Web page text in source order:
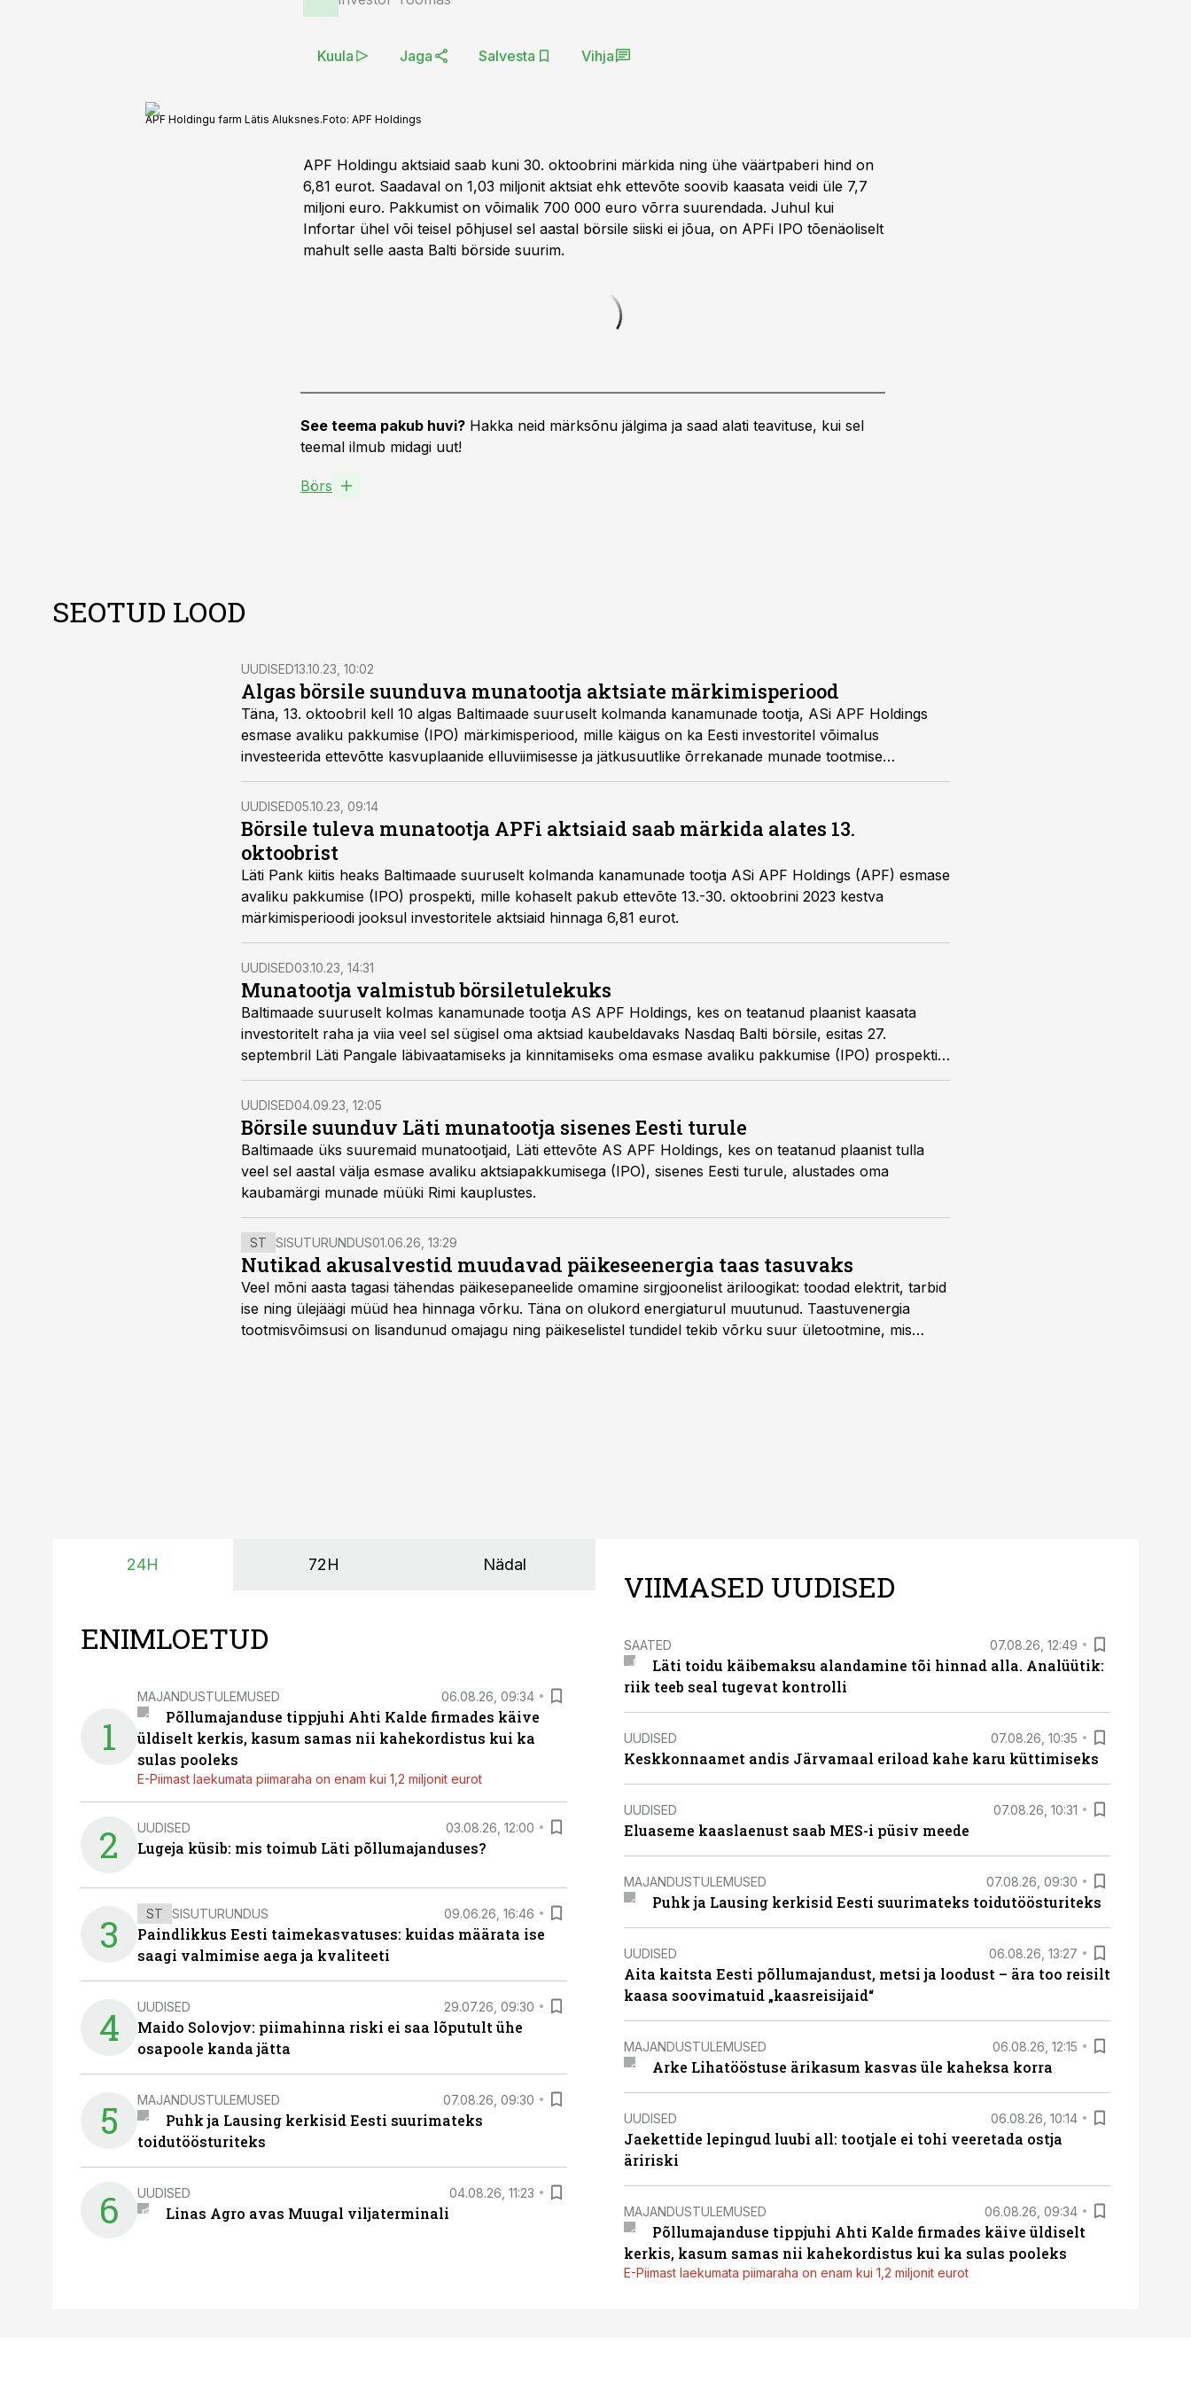
Kuula Jaga Salvesta Vihja
APF Holdingu farm Lätis Aluksnes.Foto: APF Holdings
APF Holdingu aktsiaid saab kuni 30. oktoobrini märkida ning ühe väärtpaberi hind on
6,81 eurot. Saadaval on 1,03 miljonit aktsiat ehk ettevõte soovib kaasata veidi üle 7,7
miljoni euro. Pakkumist on võimalik 700 000 euro võrra suurendada. Juhul kui
Infortar ühel või teisel põhjusel sel aastal börsile siiski ei jõua, on APFi IPO tõenäoliselt
mahult selle aasta Balti börside suurim.
See teema pakub huvi? Hakka neid märksõnu jälgima ja saad alati teavituse, kui sel
teemal ilmub midagi uut!
Börs
SEOTUD LOOD
UUDISED13.10.23, 10:02
Algas börsile suunduva munatootja aktsiate märkimisperiood
Täna, 13. oktoobril kell 10 algas Baltimaade suuruselt kolmanda kanamunade tootja, ASi APF Holdings
esmase avaliku pakkumise (IPO) märkimisperiood, mille käigus on ka Eesti investoritel võimalus
investeerida ettevõtte kasvuplaanide elluviimisesse ja jätkusuutlike õrrekanade munade tootmise
suurendamisse.
UUDISED05.10.23, 09:14
Börsile tuleva munatootja APFi aktsiaid saab märkida alates 13.
oktoobrist
Läti Pank kiitis heaks Baltimaade suuruselt kolmanda kanamunade tootja ASi APF Holdings (APF) esmase
avaliku pakkumise (IPO) prospekti, mille kohaselt pakub ettevõte 13.-30. oktoobrini 2023 kestva
märkimisperioodi jooksul investoritele aktsiaid hinnaga 6,81 eurot.
UUDISED03.10.23, 14:31
Munatootja valmistub börsiletulekuks
Baltimaade suuruselt kolmas kanamunade tootja AS APF Holdings, kes on teatanud plaanist kaasata
investoritelt raha ja viia veel sel sügisel oma aktsiad kaubeldavaks Nasdaq Balti börsile, esitas 27.
septembril Läti Pangale läbivaatamiseks ja kinnitamiseks oma esmase avaliku pakkumise (IPO) prospekti.
Ettevõte teeb IPO ajakava ja muud detailid teatavaks pärast prospekti kinnitamist.
UUDISED04.09.23, 12:05
Börsile suunduv Läti munatootja sisenes Eesti turule
Baltimaade üks suuremaid munatootjaid, Läti ettevõte AS APF Holdings, kes on teatanud plaanist tulla
veel sel aastal välja esmase avaliku aktsiapakkumisega (IPO), sisenes Eesti turule, alustades oma
kaubamärgi munade müüki Rimi kauplustes.
ST SISUTURUNDUS01.06.26, 13:29
Nutikad akusalvestid muudavad päikeseenergia taas tasuvaks
Veel mõni aasta tagasi tähendas päikesepaneelide omamine sirgjoonelist äriloogikat: toodad elektrit, tarbid
ise ning ülejäägi müüd hea hinnaga võrku. Täna on olukord energiaturul muutunud. Taastuvenergia
tootmisvõimsusi on lisandunud omajagu ning päikeselistel tundidel tekib võrku suur ületootmine, mis
24H 72H Nädal
ENIMLOETUD
1
MAJANDUSTULEMUSED 06.08.26, 09:34
Põllumajanduse tippjuhi Ahti Kalde firmades käive
üldiselt kerkis, kasum samas nii kahekordistus kui ka
sulas pooleks
E-Piimast laekumata piimaraha on enam kui 1,2 miljonit eurot
2 UUDISED 03.08.26, 12:00
Lugeja küsib: mis toimub Läti põllumajanduses?
3 ST SISUTURUNDUS 09.06.26, 16:46
Paindlikkus Eesti taimekasvatuses: kuidas määrata ise
saagi valmimise aega ja kvaliteeti
4 UUDISED 29.07.26, 09:30
Maido Solovjov: piimahinna riski ei saa lõputult ühe
osapoole kanda jätta
5 MAJANDUSTULEMUSED 07.08.26, 09:30
Puhk ja Lausing kerkisid Eesti suurimateks
toidutöösturiteks
6 UUDISED 04.08.26, 11:23
Linas Agro avas Muugal viljaterminali
VIIMASED UUDISED
SAATED 07.08.26, 12:49
Läti toidu käibemaksu alandamine tõi hinnad alla. Analüütik:
riik teeb seal tugevat kontrolli
UUDISED 07.08.26, 10:35
Keskkonnaamet andis Järvamaal eriload kahe karu küttimiseks
UUDISED 07.08.26, 10:31
Eluaseme kaaslaenust saab MES-i püsiv meede
MAJANDUSTULEMUSED 07.08.26, 09:30
Puhk ja Lausing kerkisid Eesti suurimateks toidutöösturiteks
UUDISED 06.08.26, 13:27
Aita kaitsta Eesti põllumajandust, metsi ja loodust – ära too reisilt
kaasa soovimatuid „kaasreisijaid“
MAJANDUSTULEMUSED 06.08.26, 12:15
Arke Lihatööstuse ärikasum kasvas üle kaheksa korra
UUDISED 06.08.26, 10:14
Jaekettide lepingud luubi all: tootjale ei tohi veeretada ostja
äririski
MAJANDUSTULEMUSED 06.08.26, 09:34
Põllumajanduse tippjuhi Ahti Kalde firmades käive üldiselt
kerkis, kasum samas nii kahekordistus kui ka sulas pooleks
E-Piimast laekumata piimaraha on enam kui 1,2 miljonit eurot